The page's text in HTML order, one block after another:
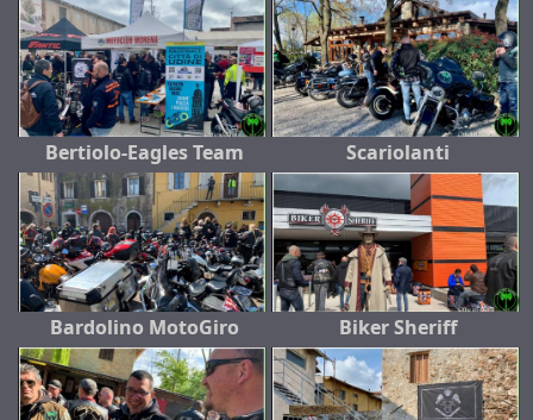
Bertiolo-Eagles Team Scariolanti
Bardolino MotoGiro Biker Sheriff